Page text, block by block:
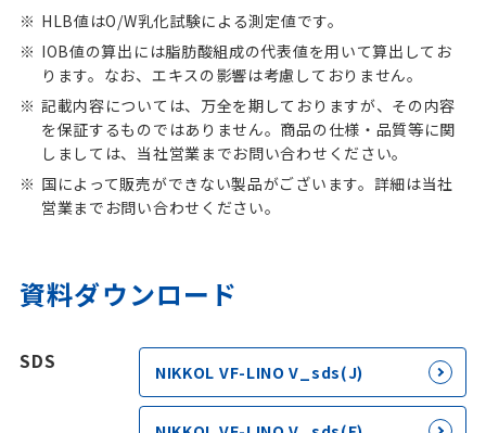
HLB値はO/W乳化試験による測定値です。
IOB値の算出には脂肪酸組成の代表値を用いて算出してお
ります。なお、エキスの影響は考慮しておりません。
記載内容については、万全を期しておりますが、その内容
を保証するものではありません。商品の仕様・品質等に関
しましては、当社営業までお問い合わせください。
国によって販売ができない製品がございます。詳細は当社
営業までお問い合わせください。
資料ダウンロード
SDS NIKKOL VF-LINO V_sds(J)